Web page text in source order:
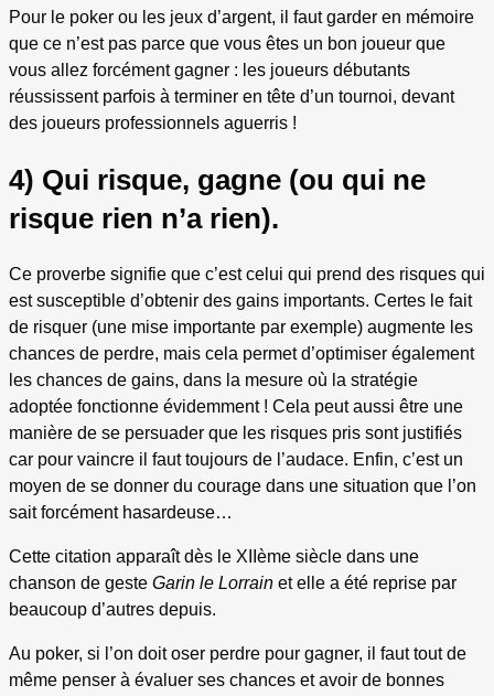
Pour le poker ou les jeux d’argent, il faut garder en mémoire
que ce n’est pas parce que vous êtes un bon joueur que
vous allez forcément gagner : les joueurs débutants
réussissent parfois à terminer en tête d’un tournoi, devant
des joueurs professionnels aguerris !
4) Qui risque, gagne (ou qui ne
risque rien n’a rien).
Ce proverbe signifie que c’est celui qui prend des risques qui
est susceptible d’obtenir des gains importants. Certes le fait
de risquer (une mise importante par exemple) augmente les
chances de perdre, mais cela permet d’optimiser également
les chances de gains, dans la mesure où la stratégie
adoptée fonctionne évidemment ! Cela peut aussi être une
manière de se persuader que les risques pris sont justifiés
car pour vaincre il faut toujours de l’audace. Enfin, c’est un
moyen de se donner du courage dans une situation que l’on
sait forcément hasardeuse…
Cette citation apparaît dès le XIIème siècle dans une
chanson de geste Garin le Lorrain et elle a été reprise par
beaucoup d’autres depuis.
Au poker, si l’on doit oser perdre pour gagner, il faut tout de
même penser à évaluer ses chances et avoir de bonnes